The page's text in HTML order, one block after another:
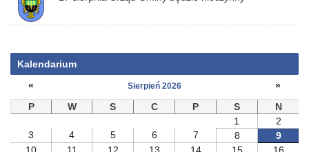
Kalendarium
«
Sierpień 2026
»
P
W S C P S
N
1
2
3
4 5 6 7 8
9